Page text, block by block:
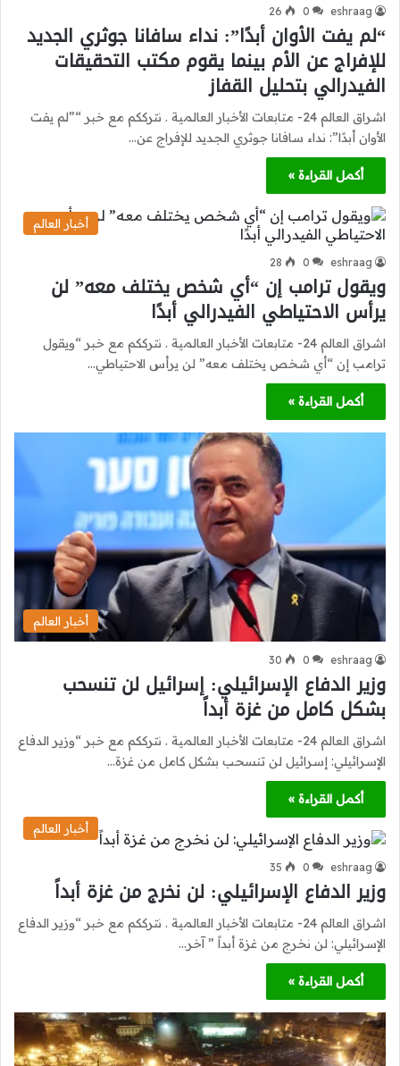
eshraag
0
26
“لم يفت الأوان أبدًا”: نداء سافانا جوثري الجديد
للإفراج عن الأم بينما يقوم مكتب التحقيقات
الفيدرالي بتحليل القفاز
اشراق العالم 24- متابعات الأخبار العالمية . نترككم مع خبر “”لم يفت
الأوان أبدًا”: نداء سافانا جوثري الجديد للإفراج عن…
أكمل القراءة »
أخبار العالم
eshraag
0
28
ويقول ترامب إن “أي شخص يختلف معه” لن
يرأس الاحتياطي الفيدرالي أبدًا
اشراق العالم 24- متابعات الأخبار العالمية . نترككم مع خبر “ويقول
ترامب إن “أي شخص يختلف معه” لن يرأس الاحتياطي…
أكمل القراءة »
أخبار العالم
eshraag
0
30
وزير الدفاع الإسرائيلي: إسرائيل لن تنسحب
بشكل كامل من غزة أبداً
اشراق العالم 24- متابعات الأخبار العالمية . نترككم مع خبر “وزير الدفاع
الإسرائيلي: إسرائيل لن تنسحب بشكل كامل من غزة…
أكمل القراءة »
أخبار العالم
eshraag
0
35
وزير الدفاع الإسرائيلي: لن نخرج من غزة أبداً
اشراق العالم 24- متابعات الأخبار العالمية . نترككم مع خبر “وزير الدفاع
الإسرائيلي: لن نخرج من غزة أبداً ” آخر…
أكمل القراءة »